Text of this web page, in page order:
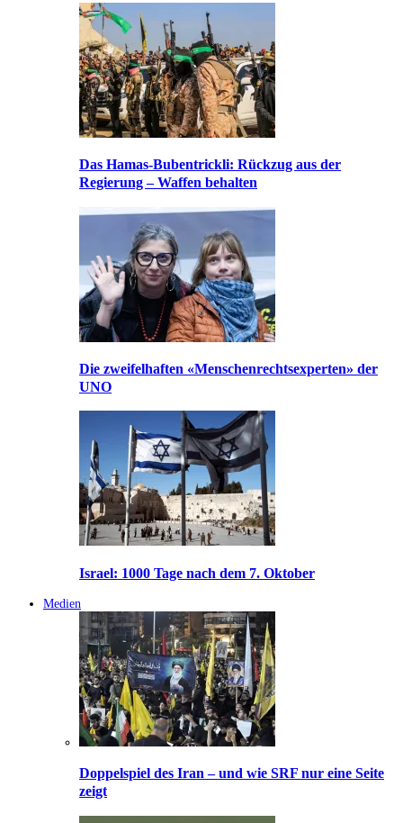
Das Hamas-Bubentrickli: Rückzug aus der
Regierung – Waffen behalten
Die zweifelhaften «Menschenrechtsexperten» der
UNO
Israel: 1000 Tage nach dem 7. Oktober
Medien
Doppelspiel des Iran – und wie SRF nur eine Seite
zeigt